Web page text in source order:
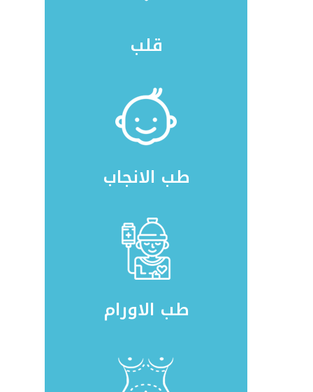
قلب
طب الانجاب
طب الاورام